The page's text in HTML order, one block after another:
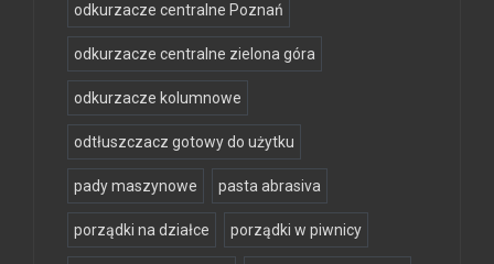
odkurzacze centralne Poznań
odkurzacze centralne zielona góra
odkurzacze kolumnowe
odtłuszczacz gotowy do użytku
pady maszynowe pasta abrasiva
porządki na działce porządki w piwnicy